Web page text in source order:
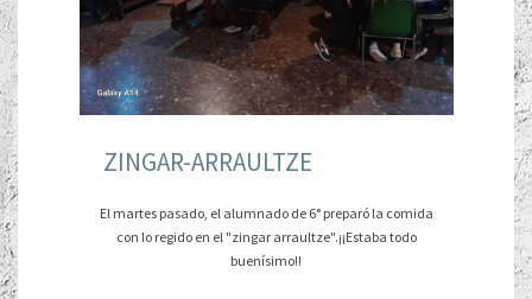
ZINGAR-ARRAULTZE
El martes pasado, el alumnado de 6° preparó la comida
con lo regido en el "zingar arraultze".¡¡Estaba todo
buenísimo!!